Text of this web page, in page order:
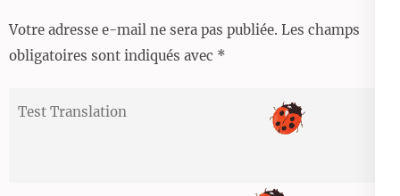
Votre adresse e-mail ne sera pas publiée. Les champs
obligatoires sont indiqués avec *